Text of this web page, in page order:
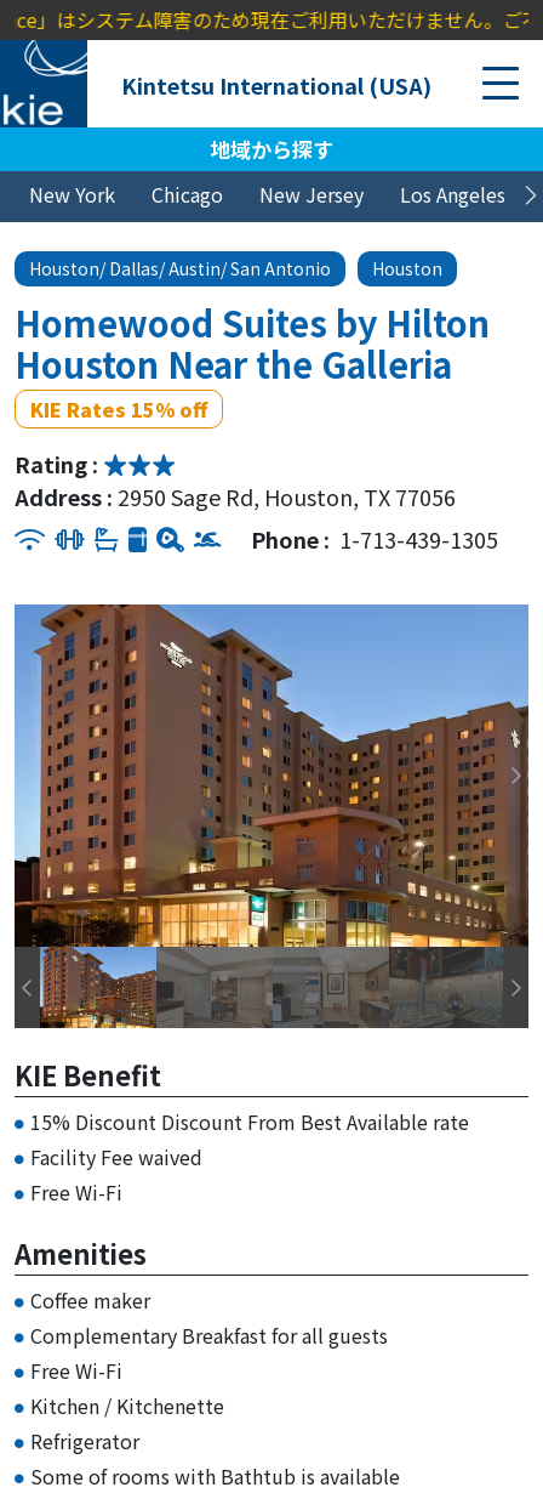
ステム障害のため現在ご利用いただけません。ご不便を
Kintetsu International (USA)
地域から探す
New York Chicago New Jersey Los Angeles
Houston/ Dallas/ Austin/ San Antonio Houston
Homewood Suites by Hilton
Houston Near the Galleria
KIE Rates 15% off
Rating :
Address : 2950 Sage Rd, Houston, TX 77056
Phone : 1-713-439-1305
KIE Benefit
15% Discount Discount From Best Available rate
Facility Fee waived
Free Wi-Fi
Amenities
Coffee maker
Complementary Breakfast for all guests
Free Wi-Fi
Kitchen / Kitchenette
Refrigerator
Some of rooms with Bathtub is available